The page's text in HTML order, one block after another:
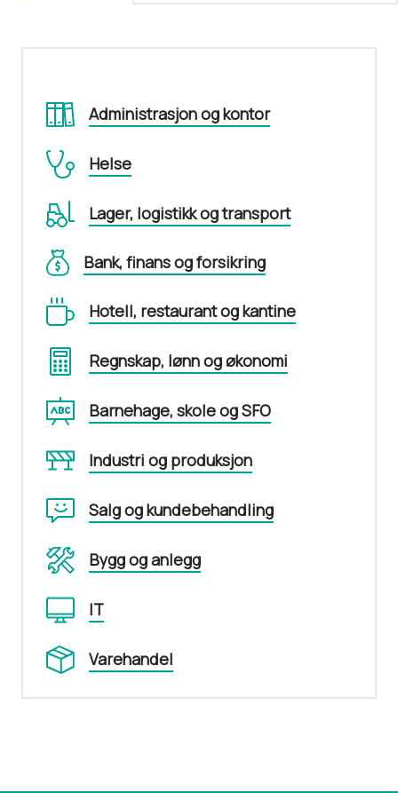
Administrasjon og kontor
Helse
Lager, logistikk og transport
Bank, finans og forsikring
Hotell, restaurant og kantine
Regnskap, lønn og økonomi
Barnehage, skole og SFO
Industri og produksjon
Salg og kundebehandling
Bygg og anlegg
IT
Varehandel